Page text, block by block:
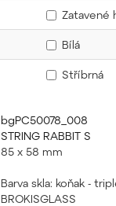
Zatavené
Bílá
Stříbrná
bgPC50078_008
STRING RABBIT S
85 x 58 mm
Barva skla: koňak -
BROKISGLASS